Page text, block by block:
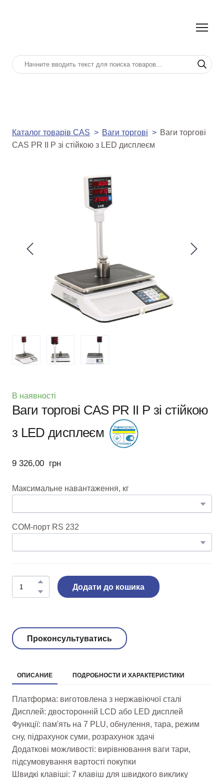
Каталог товарів CAS Ваги торгові
Ваги торгові
CAS PR II P зі стійкою з LED дисплеєм
В наявності
Ваги торгові CAS PR II P зі стійкою
з LED дисплеєм
9 326,00  грн
Максимальне навантаження, кг
COM-порт RS 232
Додати до кошика
Проконсультуватись
ОПИСАНИЕ ПОДРОБНОСТИ И ХАРАКТЕРИСТИКИ
Платформа: виготовлена з нержавіючої сталі
Дисплей: двосторонній LCD або LED дисплей
Функції: пам'ять на 7 PLU, обнулення, тара, режим
сну, підрахунок суми, розрахунок здачі
Додаткові можливості: вирівнювання ваги тари,
підсумовування вартості покупки
Швидкі клавіші: 7 клавіш для швидкого виклику